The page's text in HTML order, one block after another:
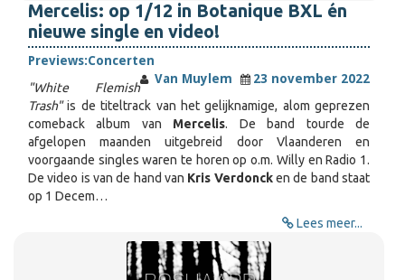
Mercelis: op 1/12 in Botanique BXL én
nieuwe single en video!
Previews:Concerten
Van Muylem
23 november 2022
"White Flemish
Trash"is de titeltrack van het gelijknamige, alom geprezen
comeback album van Mercelis. De band tourde de
afgelopen maanden uitgebreid door Vlaanderen en
voorgaande singles waren te horen op o.m. Willy en Radio 1.
De video is van de hand van Kris Verdoncken de band staat
op 1 Decem…
Lees meer...